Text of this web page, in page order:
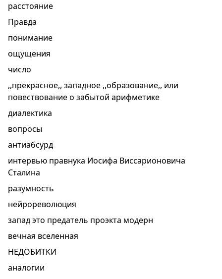
расстояние
Правда
понимание
ощущения
число
,,прекрасное,, западное ,,образование,, или
повествование о забытой арифметике
диалектика
вопросы
антиабсурд
интервью правнука Иосифа Виссарионовича
Сталина
разумность
нейрореволюция
запад это предатель проэкта модерн
вечная вселенная
НЕДОБИТКИ
аналогии